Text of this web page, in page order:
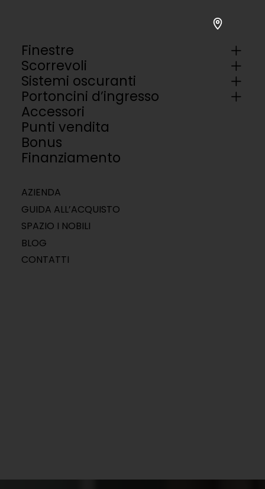
Finestre
Scorrevoli
Sistemi oscuranti
Portoncini d’ingresso
Accessori
Punti vendita
Bonus
Finanziamento
AZIENDA
GUIDA ALL’ACQUISTO
SPAZIO I NOBILI
BLOG
CONTATTI